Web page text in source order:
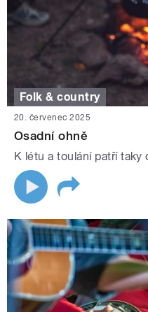
Folk & country
20. červenec 2025
Osadní ohně
K létu a toulání patří